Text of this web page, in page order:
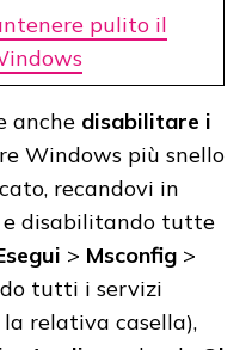
pulito il
anche disabilitare i
Windows più snello
recandovi in
e disabilitando tutte
> Msconfig >
tutti i servizi
relativa casella),